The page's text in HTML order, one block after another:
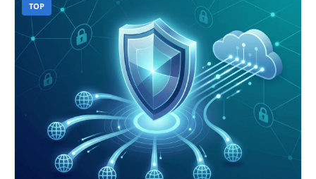
TOP